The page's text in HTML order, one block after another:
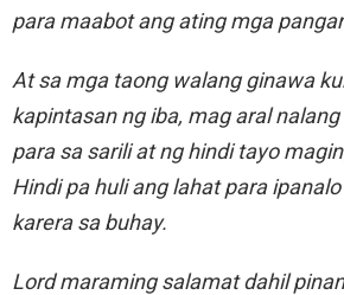
para maabot ang ating mga
At sa mga taong walang ginawa
kapintasan ng iba, mag aral
para sa sarili at ng hindi tayo
Hindi pa huli ang lahat para
karera sa buhay.
Lord maraming salamat dahil